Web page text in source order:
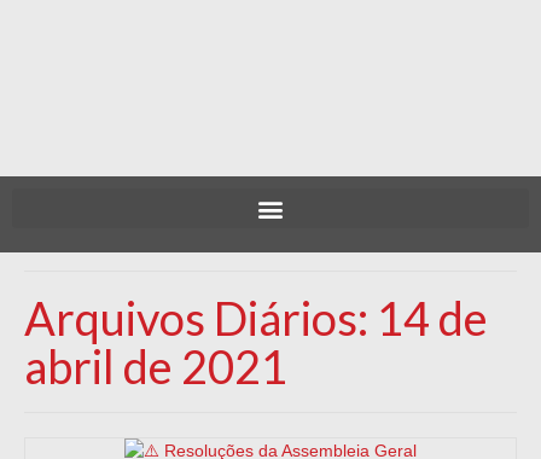
Arquivos Diários: 14 de
abril de 2021